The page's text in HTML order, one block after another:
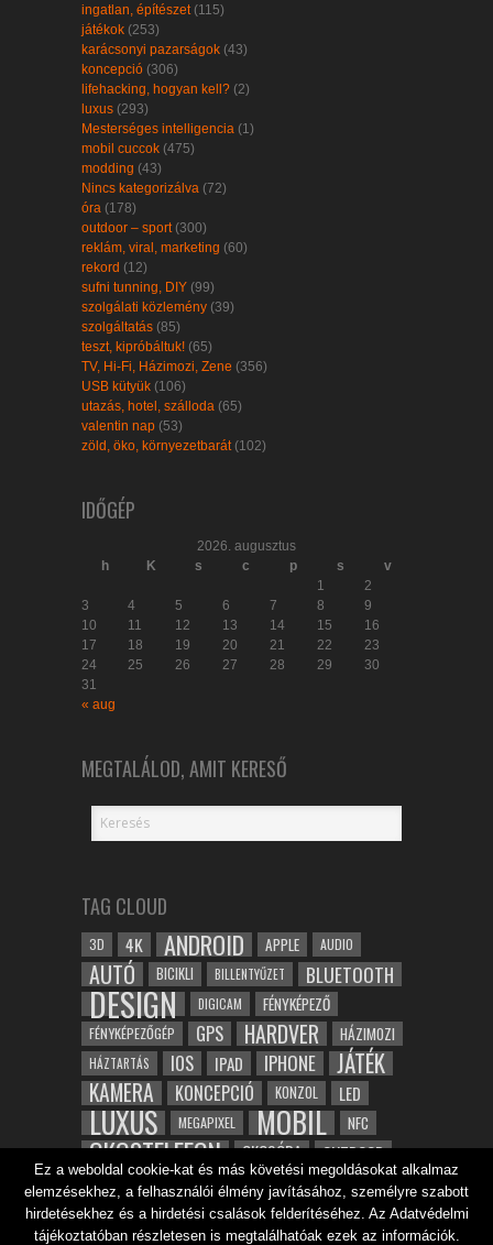
ingatlan, építészet (115)
játékok (253)
karácsonyi pazarságok (43)
koncepció (306)
lifehacking, hogyan kell? (2)
luxus (293)
Mesterséges intelligencia (1)
mobil cuccok (475)
modding (43)
Nincs kategorizálva (72)
óra (178)
outdoor – sport (300)
reklám, viral, marketing (60)
rekord (12)
sufni tunning, DIY (99)
szolgálati közlemény (39)
szolgáltatás (85)
teszt, kipróbáltuk! (65)
TV, Hi-Fi, Házimozi, Zene (356)
USB kütyük (106)
utazás, hotel, szálloda (65)
valentin nap (53)
zöld, öko, környezetbarát (102)
IDŐGÉP
2026. augusztus
h
K s c p s
v
1
2
3
4 5 6 7 8
9
10
11 12 13 14 15
16
17
18 19 20 21 22
23
24
25 26 27 28 29
30
31
« aug
MEGTALÁLOD, AMIT KERESŐ
TAG CLOUD
3D 4K ANDROID APPLE AUDIO
AUTÓ BICIKLI BILLENTYŰZET BLUETOOTH
DESIGN DIGICAM FÉNYKÉPEZŐ
FÉNYKÉPEZŐGÉP GPS HARDVER HÁZIMOZI
HÁZTARTÁS IOS IPAD IPHONE JÁTÉK
KAMERA KONCEPCIÓ KONZOL LED
LUXUS MEGAPIXEL MOBIL NFC
OKOSTELEFON OKOSÓRA OUTDOOR
ROBOT SAMSUNG SPORT TABLET
TESZT VIDEÓ VÍZÁLLÓ WIFI ZENE ZÖLD
Ez a weboldal cookie-kat és más követési megoldásokat alkalmaz
elemzésekhez, a felhasználói élmény javításához, személyre szabott
hirdetésekhez és a hirdetési csalások felderítéséhez. Az Adatvédelmi
tájékoztatóban részletesen is megtalálhatóak ezek az információk.